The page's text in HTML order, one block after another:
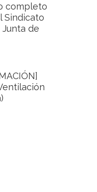
completo
Sindicato
de